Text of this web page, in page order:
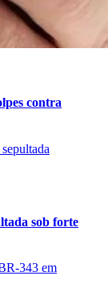
contra
sob forte